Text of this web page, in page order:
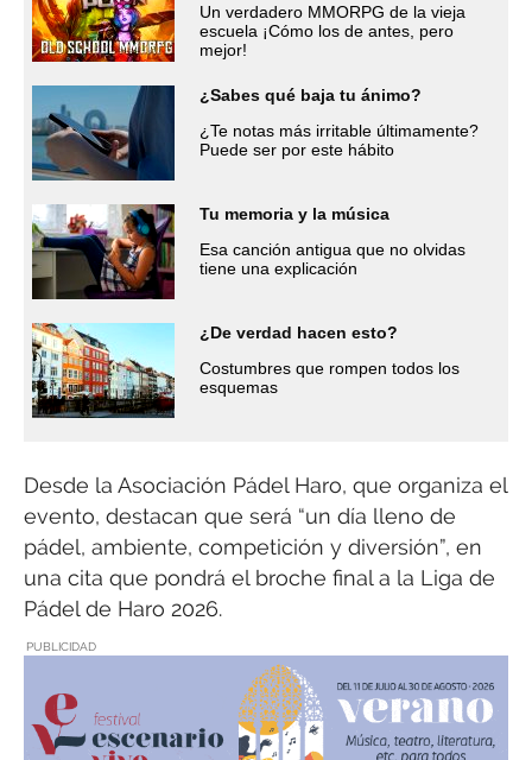
Un verdadero MMORPG de la vieja
escuela ¡Cómo los de antes, pero
mejor!
¿Sabes qué baja tu ánimo?
¿Te notas más irritable últimamente?
Puede ser por este hábito
Tu memoria y la música
Esa canción antigua que no olvidas
tiene una explicación
¿De verdad hacen esto?
Costumbres que rompen todos los
esquemas
Desde la Asociación Pádel Haro, que organiza el
evento, destacan que será “un día lleno de
pádel, ambiente, competición y diversión”, en
una cita que pondrá el broche final a la Liga de
Pádel de Haro 2026.
PUBLICIDAD